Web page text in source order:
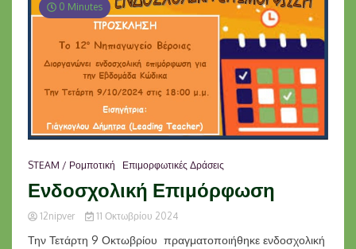
0 Minutes
STEAM / Ρομποτική Επιμορφωτικές Δράσεις
Ενδοσχολική Επιμόρφωση
12nipver 11 Οκτωβρίου 2024
Την Τετάρτη 9 Οκτωβρίου πραγματοποιήθηκε ενδοσχολική